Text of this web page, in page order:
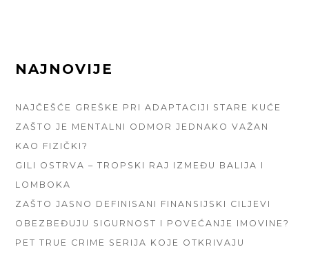
FOOTER
NAJNOVIJE
NAJČEŠĆE GREŠKE PRI ADAPTACIJI STARE KUĆE
ZAŠTO JE MENTALNI ODMOR JEDNAKO VAŽAN
KAO FIZIČKI?
GILI OSTRVA – TROPSKI RAJ IZMEĐU BALIJA I
LOMBOKA
ZAŠTO JASNO DEFINISANI FINANSIJSKI CILJEVI
OBEZBEĐUJU SIGURNOST I POVEĆANJE IMOVINE?
PET TRUE CRIME SERIJA KOJE OTKRIVAJU